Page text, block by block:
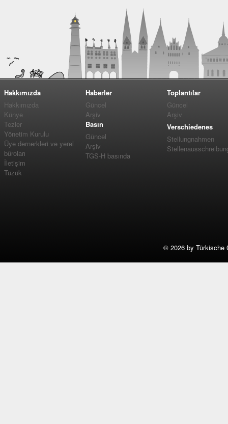
Hakkımızda
Hakkımızda
Künye
Tezler
Yönetim Kurulu
Üye dernerkleri ve yerel
büroları
İletişim
Tüzük
Haberler
Güncel
Arşiv
Basın
Güncel
Arşiv
TGS-H basında
Toplantılar
Güncel
Arşiv
Verschiedenes
Stellungnahmen
© 2026 by Türkische